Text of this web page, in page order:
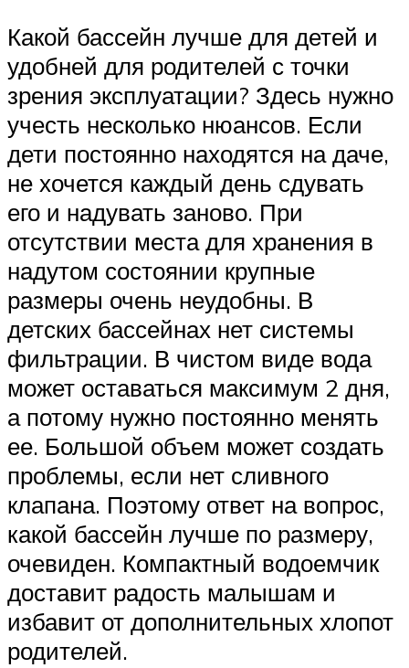
Какой бассейн лучше для детей и
удобней для родителей с точки
зрения эксплуатации? Здесь нужно
учесть несколько нюансов. Если
дети постоянно находятся на даче,
не хочется каждый день сдувать
его и надувать заново. При
отсутствии места для хранения в
надутом состоянии крупные
размеры очень неудобны. В
детских бассейнах нет системы
фильтрации. В чистом виде вода
может оставаться максимум 2 дня,
а потому нужно постоянно менять
ее. Большой объем может создать
проблемы, если нет сливного
клапана. Поэтому ответ на вопрос,
какой бассейн лучше по размеру,
очевиден. Компактный водоемчик
доставит радость малышам и
избавит от дополнительных хлопот
родителей.